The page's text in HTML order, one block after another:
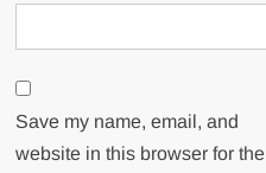
Save my name, email, and
website in this browser for the